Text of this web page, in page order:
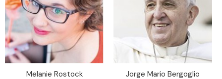
Melanie Rostock Jorge Mario Bergoglio